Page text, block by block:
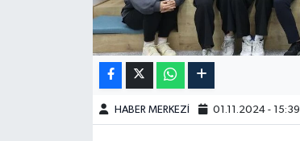
HABER MERKEZİ 01.11.2024 - 15:39